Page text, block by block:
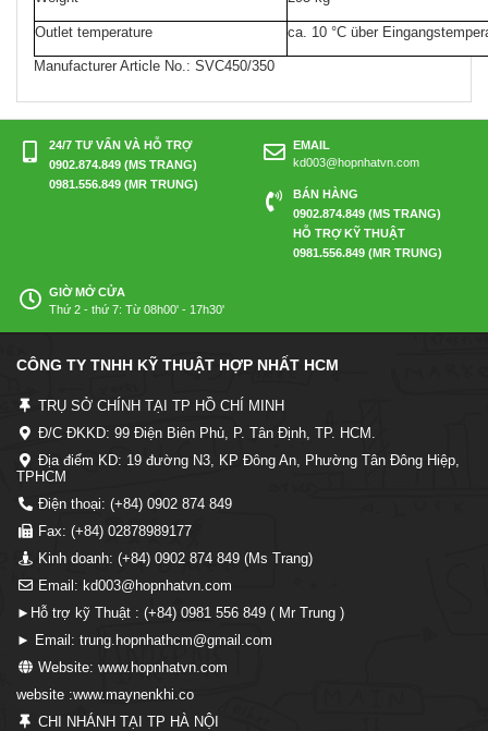
Outlet temperature ca. 10 °C über
Manufacturer Article No.: SVC450/350
24/7 TƯ VẤN VÀ HỖ TRỢ
0902.874.849 (MS TRANG)
0981.556.849 (MR TRUNG)
EMAIL
kd003@hopnhatvn.com
BÁN HÀNG
0902.874.849 (MS TRANG)
HỖ TRỢ KỸ THUẬT
0981.556.849 (MR TRUNG)
GIỜ MỞ CỬA
Thứ 2 - thứ 7: Từ 08h00' - 17h30'
CÔNG TY TNHH KỸ THUẬT HỢP NHẤT HCM
TRỤ SỞ CHÍNH TẠI TP HỒ CHÍ MINH
Đ/C ĐKKD: 99 Điện Biên Phủ, P. Tân Định, TP. HCM.
Địa điểm KD: 19 đường N3, KP Đông An, Phường Tân Đông Hiệp,
TPHCM
Điện thoại: (+84) 0902 874 849
Fax: (+84) 02878989177
Kinh doanh: (+84) 0902 874 849 (Ms Trang)
Email: kd003@hopnhatvn.com
►Hỗ trợ kỹ Thuật : (+84) 0981 556 849 ( Mr Trung )
► Email: trung.hopnhathcm@gmail.com
Website: www.hopnhatvn.com
website :www.maynenkhi.co
CHI NHÁNH TẠI TP HÀ NỘI